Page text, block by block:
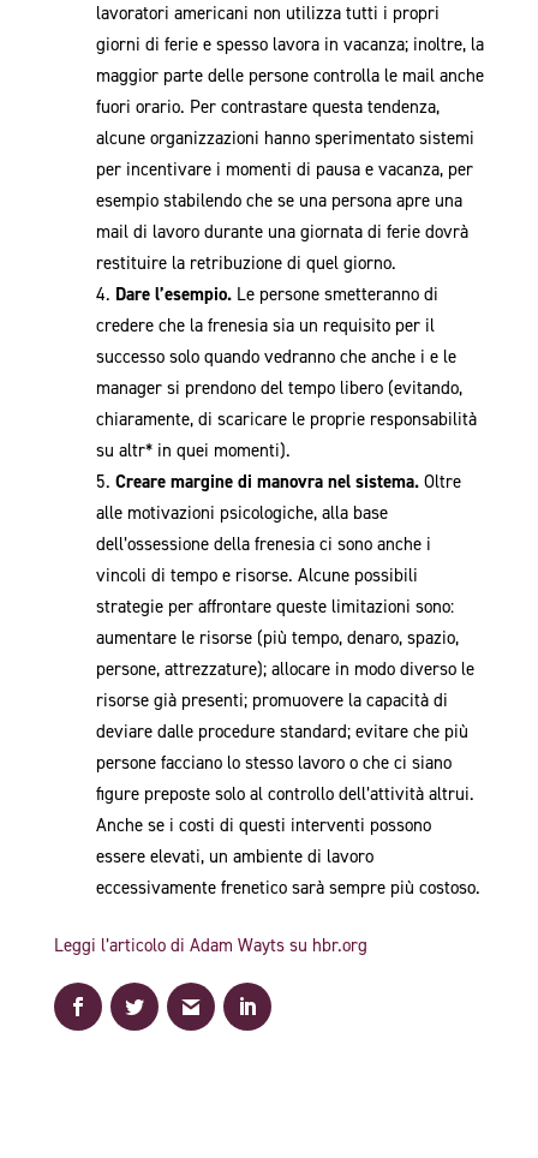
lavoratori americani non utilizza tutti i propri
giorni di ferie e spesso lavora in vacanza; inoltre, la
maggior parte delle persone controlla le mail anche
fuori orario. Per contrastare questa tendenza,
alcune organizzazioni hanno sperimentato sistemi
per incentivare i momenti di pausa e vacanza, per
esempio stabilendo che se una persona apre una
mail di lavoro durante una giornata di ferie dovrà
restituire la retribuzione di quel giorno.
Dare l’esempio. Le persone smetteranno di
credere che la frenesia sia un requisito per il
successo solo quando vedranno che anche i e le
manager si prendono del tempo libero (evitando,
chiaramente, di scaricare le proprie responsabilità
su altr* in quei momenti).
Creare margine di manovra nel sistema. Oltre
alle motivazioni psicologiche, alla base
dell’ossessione della frenesia ci sono anche i
vincoli di tempo e risorse. Alcune possibili
strategie per affrontare queste limitazioni sono:
aumentare le risorse (più tempo, denaro, spazio,
persone, attrezzature); allocare in modo diverso le
risorse già presenti; promuovere la capacità di
deviare dalle procedure standard; evitare che più
persone facciano lo stesso lavoro o che ci siano
figure preposte solo al controllo dell’attività altrui.
Anche se i costi di questi interventi possono
essere elevati, un ambiente di lavoro
eccessivamente frenetico sarà sempre più costoso.
Leggi l’articolo di Adam Wayts su hbr.org